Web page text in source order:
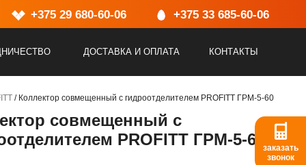
заказать
звонок
Сб, Вс
+375 29 680-60-06 +375 33 685-60-06
ДОСТАВКА И ОПЛАТА КОНТАКТЫ
/ Коллектор совмещенный с гидроотделителем PROFITT ГРМ-5-60
совмещенный с
PROFITT ГРМ-5-60